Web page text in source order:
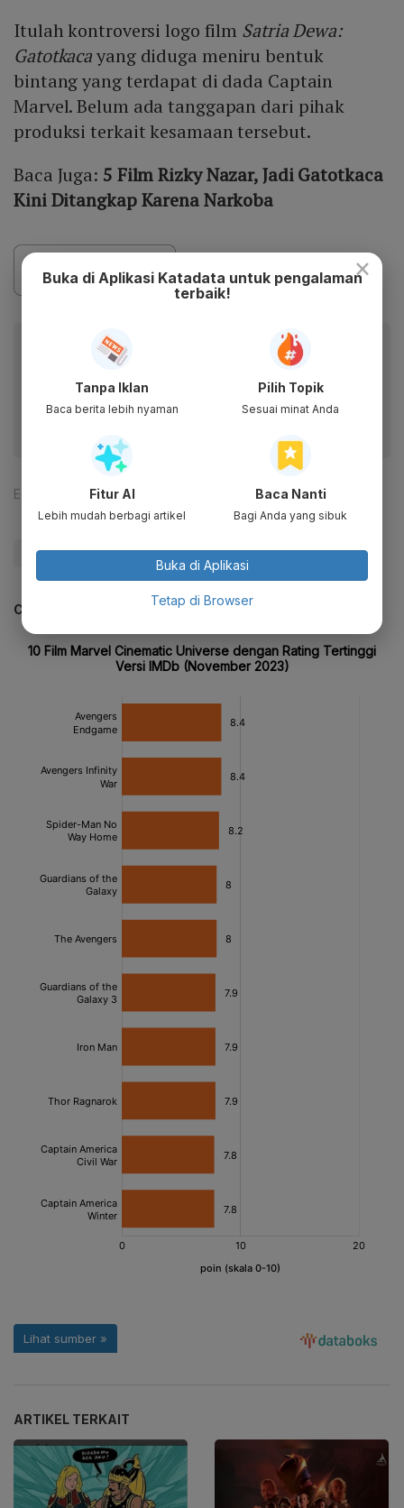
Itulah kontroversi logo film Satria Dewa:
Gatotkacayang diduga meniru bentuk
bintang yang terdapat di dada Captain
Marvel. Belum ada tanggapan dari pihak
produksi terkait kesamaan tersebut.
Baca Juga: 5 Film Rizky Nazar, Jadi Gatotkaca
Kini Ditangkap Karena Narkoba
Baca artikel ini lewat aplikasi mobile.
fitur menarik lainnya lewat aplikasi mobile Katadata.
Editor: Indriane Daradila M D
#Zigi
CEK JUGA DATA INI
ARTIKEL TERKAIT
×
Buka di Aplikasi Katadata untuk pengalaman
terbaik!
Tanpa Iklan
Baca berita lebih nyaman
Pilih Topik
Sesuai minat Anda
Fitur AI
Lebih mudah berbagi artikel
Baca Nanti
Bagi Anda yang sibuk
Buka di Aplikasi
Tetap di Browser